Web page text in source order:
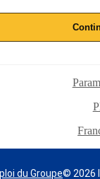
du Groupe© 2026